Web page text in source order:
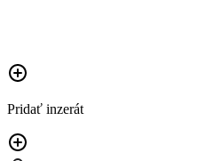
Pridať inzerát